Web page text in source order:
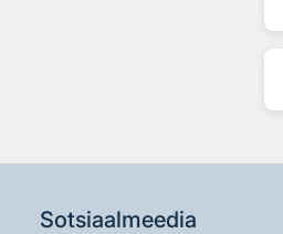
Sotsiaalmeedia